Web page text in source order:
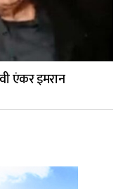
एंकर इमरान